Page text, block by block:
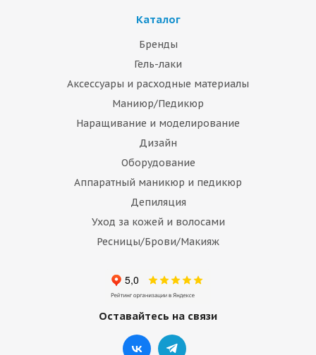
Каталог
Бренды
Гель-лаки
Аксессуары и расходные материалы
Маниюр/Педикюр
Наращивание и моделирование
Дизайн
Оборудование
Аппаратный маникюр и педикюр
Депиляция
Уход за кожей и волосами
Ресницы/Брови/Макияж
Оставайтесь на связи